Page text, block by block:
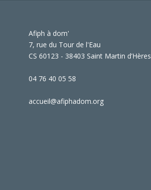
Afiph à dom'
7, rue du Tour de l'Eau
CS 60123 - 38403 Saint Martin d’Hères
04 76 40 05 58
accueil@afiphadom.org